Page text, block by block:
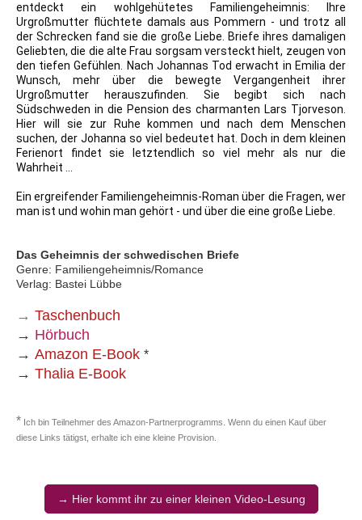
entdeckt ein wohlgehütetes Familiengeheimnis: Ihre
Urgroßmutter flüchtete damals aus Pommern - und trotz all
der Schrecken fand sie die große Liebe. Briefe ihres damaligen
Geliebten, die die alte Frau sorgsam versteckt hielt, zeugen von
den tiefen Gefühlen. Nach Johannas Tod erwacht in Emilia der
Wunsch, mehr über die bewegte Vergangenheit ihrer
Urgroßmutter herauszufinden. Sie begibt sich nach
Südschweden in die Pension des charmanten Lars Tjorveson.
Hier will sie zur Ruhe kommen und nach dem Menschen
suchen, der Johanna so viel bedeutet hat. Doch in dem kleinen
Ferienort findet sie letztendlich so viel mehr als nur die
Wahrheit ...
Ein ergreifender Familiengeheimnis-Roman über die Fragen, wer
man ist und wohin man gehört - und über die eine große Liebe.
Das Geheimnis der schwedischen Briefe
Genre: Familiengeheimnis/Romance
Verlag: Bastei Lübbe
→ Taschenbuch
→ Hörbuch
→ Amazon E-Book *
→ Thalia E-Book
* Ich bin Teilnehmer des Amazon-Partnerprogramms. Wenn du einen Kauf über
diese Links tätigst, erhalte ich eine kleine Provision.
→ Hier kommt ihr zu einer kleinen Video-Lesung